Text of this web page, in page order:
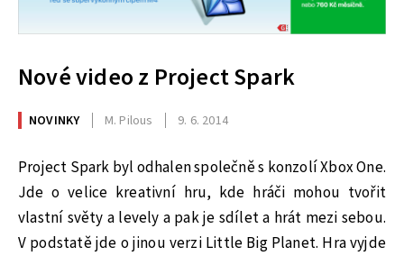
Nové video z Project Spark
NOVINKY M. Pilous 9. 6. 2014
Project Spark byl odhalen společně s konzolí Xbox One.
Jde o velice kreativní hru, kde hráči mohou tvořit
vlastní světy a levely a pak je sdílet a hrát mezi sebou.
V podstatě jde o jinou verzi Little Big Planet. Hra vyjde